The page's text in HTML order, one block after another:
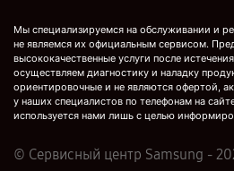
Мы специализируемся на обслуживании и
не являемся их официальным сервисом.
высококачественные услуги после
осуществляем диагностику и наладку
ориентировочные и не являются офертой,
у наших специалистов по телефонам на
используется нами лишь с целью
© Сервисный центр Samsung -